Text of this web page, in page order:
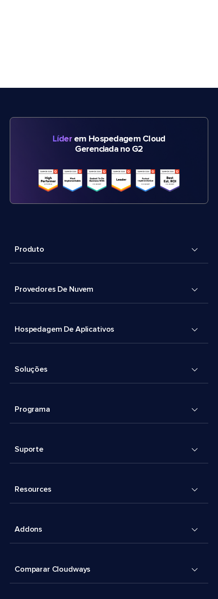
Líderem Hospedagem Cloud
Gerenciada no G2
Produto
Provedores De Nuvem
Hospedagem De Aplicativos
Soluções
Programa
Suporte
Resources
Addons
Comparar Cloudways